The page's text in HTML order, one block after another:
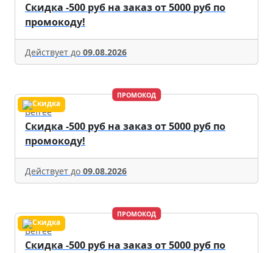
Скидка -500 руб на заказ от 5000 руб по
промокоду!
Действует до 09.08.2026
ПРОМОКОД
Befree
Скидка -500 руб на заказ от 5000 руб по
промокоду!
Действует до 09.08.2026
ПРОМОКОД
Befree
Скидка -500 руб на заказ от 5000 руб по